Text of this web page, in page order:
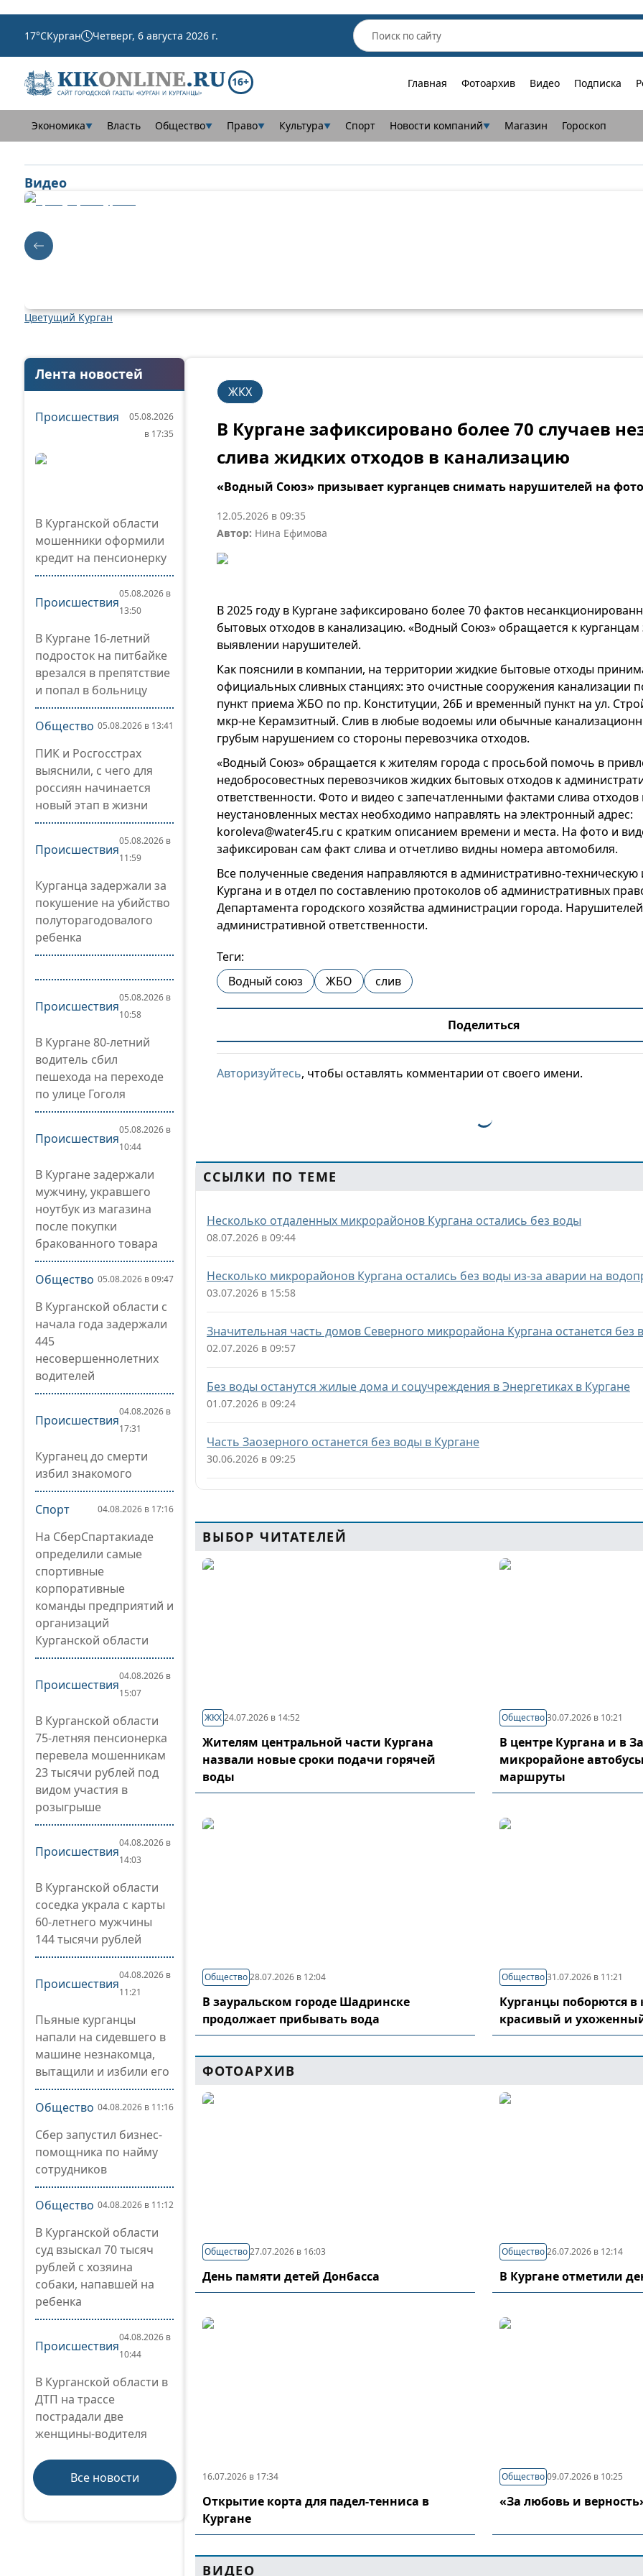
17°CКурган Четверг, 6 августа 2026 г.
16+ Главная Фотоархив Видео Подписка
Экономика▼ Власть Общество▼ Право▼ Культура▼ Спорт Новости компаний▼ Магазин Гороскоп
Видео
Цветущий Курган
Лента новостей
Происшествия
05.08.2026
в 17:35
В Курганской области
мошенники оформили
кредит на пенсионерку
Происшествия
05.08.2026 в
13:50
В Кургане 16-летний
подросток на питбайке
врезался в препятствие
и попал в больницу
Общество 05.08.2026 в 13:41
ПИК и Росгосстрах
выяснили, с чего для
россиян начинается
новый этап в жизни
Происшествия
05.08.2026 в
11:59
Курганца задержали за
покушение на убийство
полуторагодовалого
ребенка
Происшествия
05.08.2026 в
10:58
В Кургане 80-летний
водитель сбил
пешехода на переходе
по улице Гоголя
Происшествия
05.08.2026 в
10:44
В Кургане задержали
мужчину, укравшего
ноутбук из магазина
после покупки
бракованного товара
Общество 05.08.2026 в 09:47
В Курганской области с
начала года задержали
445
несовершеннолетних
водителей
Происшествия
04.08.2026 в
17:31
Курганец до смерти
избил знакомого
Спорт 04.08.2026 в 17:16
На СберСпартакиаде
определили самые
спортивные
корпоративные
команды предприятий и
организаций
Курганской области
Происшествия
04.08.2026 в
15:07
В Курганской области
75-летняя пенсионерка
перевела мошенникам
23 тысячи рублей под
видом участия в
розыгрыше
Происшествия
04.08.2026 в
14:03
В Курганской области
соседка украла с карты
60-летнего мужчины
144 тысячи рублей
Происшествия
04.08.2026 в
11:21
Пьяные курганцы
напали на сидевшего в
машине незнакомца,
вытащили и избили его
Общество 04.08.2026 в 11:16
Сбер запустил бизнес-
помощника по найму
сотрудников
Общество 04.08.2026 в 11:12
В Курганской области
суд взыскал 70 тысяч
рублей с хозяина
собаки, напавшей на
ребенка
Происшествия
04.08.2026 в
10:44
В Курганской области в
ДТП на трассе
пострадали две
женщины-водителя
Все новости
ЖКХ
В Кургане зафиксировано более 70 случаев
слива жидких отходов в канализацию
«Водный Союз» призывает курганцев снимать нарушителей на
12.05.2026 в 09:35
Автор: Нина Ефимова
В 2025 году в Кургане зафиксировано более 70 фактов
бытовых отходов в канализацию. «Водный Союз» обращается к
выявлении нарушителей.
Как пояснили в компании, на территории жидкие бытовые отходы
официальных сливных станциях: это очистные сооружения канализации
пункт приема ЖБО по пр. Конституции, 26Б и временный пункт на ул.
мкр-не Керамзитный. Слив в любые водоемы или обычные
грубым нарушением со стороны перевозчика отходов.
«Водный Союз» обращается к жителям города с просьбой помочь в
недобросовестных перевозчиков жидких бытовых отходов к
ответственности. Фото и видео с запечатленными фактами слива отходов
неустановленных местах необходимо направлять на электронный адрес:
koroleva@water45.ru с кратким описанием времени и места. На фото и
зафиксирован сам факт слива и отчетливо видны номера автомобиля.
Все полученные сведения направляются в административно-
Кургана и в отдел по составлению протоколов об административных
Департамента городского хозяйства администрации города.
административной ответственности.
Теги:
Водный союз
ЖБО слив
Поделиться
Авторизуйтесь, чтобы оставлять комментарии от своего имени.
ССЫЛКИ ПО ТЕМЕ
Несколько отдаленных микрорайонов Кургана остались без воды
08.07.2026 в 09:44
Несколько микрорайонов Кургана остались без воды из-за аварии на
03.07.2026 в 15:58
Значительная часть домов Северного микрорайона Кургана останется без
02.07.2026 в 09:57
Без воды останутся жилые дома и соцучреждения в Энергетиках в Кургане
01.07.2026 в 09:24
Часть Заозерного останется без воды в Кургане
30.06.2026 в 09:25
ВЫБОР ЧИТАТЕЛЕЙ
ЖКХ24.07.2026 в 14:52
Жителям центральной части Кургана
назвали новые сроки подачи горячей
воды
Общество 30.07.2026 в 10:21
В центре Кургана и в
микрорайоне
маршруты
Общество28.07.2026 в 12:04
В зауральском городе Шадринске
продолжает прибывать вода
Общество 31.07.2026 в 11:21
Курганцы поборются
красивый и
ФОТОАРХИВ
Общество27.07.2026 в 16:03
День памяти детей Донбасса
Общество 26.07.2026 в 12:14
В Кургане отметили
16.07.2026 в 17:34
Открытие корта для падел-тенниса в
Кургане
Общество 09.07.2026 в 10:25
«За любовь и
ВИДЕО